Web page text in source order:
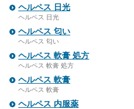
ヘルペス 日光
ヘルペス 日光
ヘルペス 匂い
ヘルペス 匂い
ヘルペス 軟膏 処方
ヘルペス 軟膏 処方
ヘルペス 軟膏
ヘルペス 軟膏
ヘルペス 内服薬